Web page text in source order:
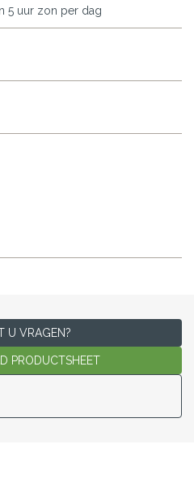
5 uur zon per dag
U VRAGEN?
PRODUCTSHEET